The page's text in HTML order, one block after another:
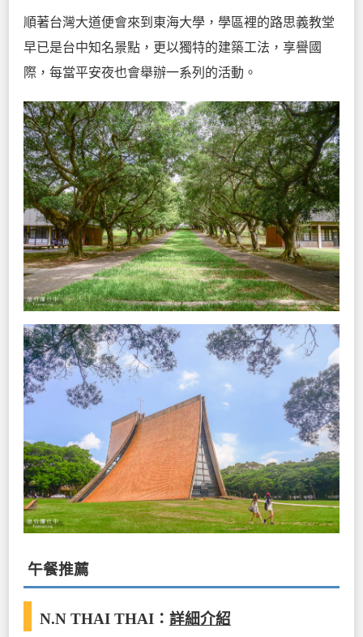
順著台灣大道便會來到東海大學，學區裡的路思義教堂
早已是台中知名景點，更以獨特的建築工法，享譽國
際，每當平安夜也會舉辦一系列的活動。
午餐推薦
N.N THAI THAI ： 詳細介紹